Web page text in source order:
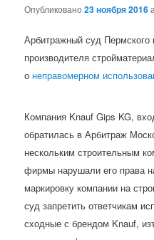
Опубликовано23 ноября 2016
Арбитражный суд Пермского
производителя
о неправомерном
Компания Knauf Gips KG,
обратилась в Арбитраж
нескольким строительным
фирмы нарушали его права
маркировку компании на
суд запретить ответчикам
сходные с брендом Knauf,